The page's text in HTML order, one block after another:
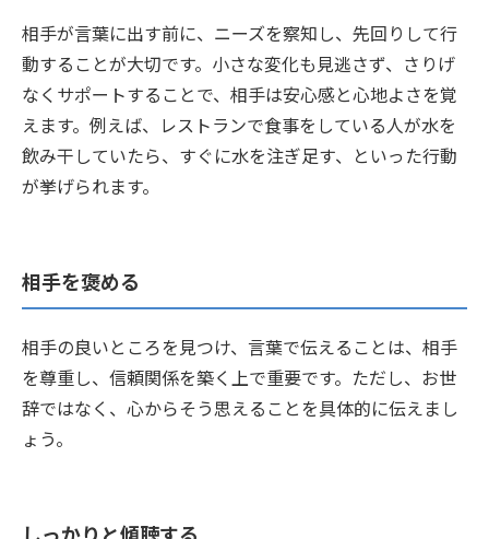
相手が言葉に出す前に、ニーズを察知し、先回りして行
動することが大切です。小さな変化も見逃さず、さりげ
なくサポートすることで、相手は安心感と心地よさを覚
えます。例えば、レストランで食事をしている人が水を
飲み干していたら、すぐに水を注ぎ足す、といった行動
が挙げられます。
相手を褒める
相手の良いところを見つけ、言葉で伝えることは、相手
を尊重し、信頼関係を築く上で重要です。ただし、お世
辞ではなく、心からそう思えることを具体的に伝えまし
ょう。